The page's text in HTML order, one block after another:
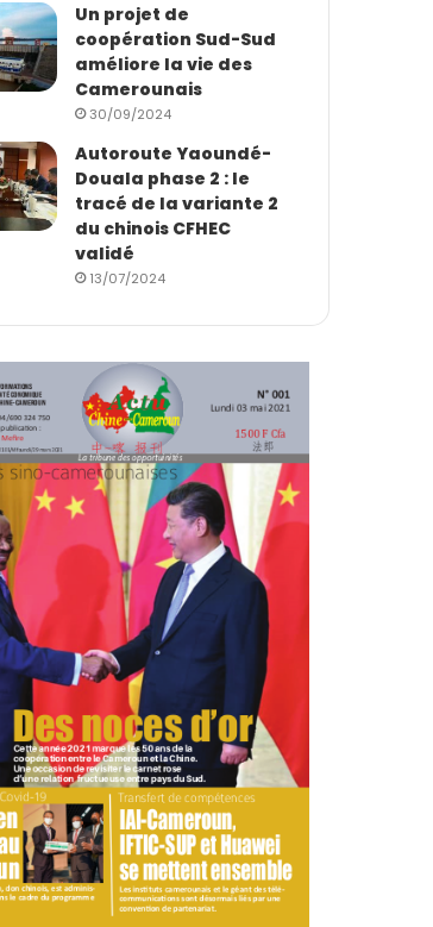
Un projet de
coopération Sud-Sud
améliore la vie des
Camerounais
30/09/2024
Autoroute Yaoundé-
Douala phase 2 : le
tracé de la variante 2
du chinois CFHEC
validé
13/07/2024